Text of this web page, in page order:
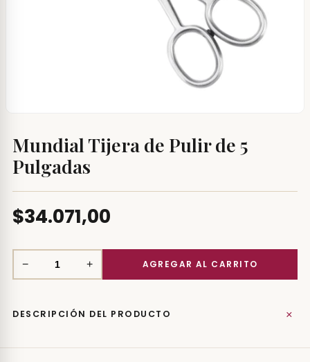
Mundial Tijera de Pulir de 5
Pulgadas
$34.071,00
− +
DESCRIPCIÓN DEL PRODUCTO +